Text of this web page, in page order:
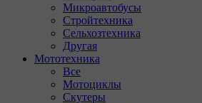
Микроавтобусы
Стройтехника
Сельхозтехника
Другая
Мототехника
Все
Мотоциклы
Скутеры